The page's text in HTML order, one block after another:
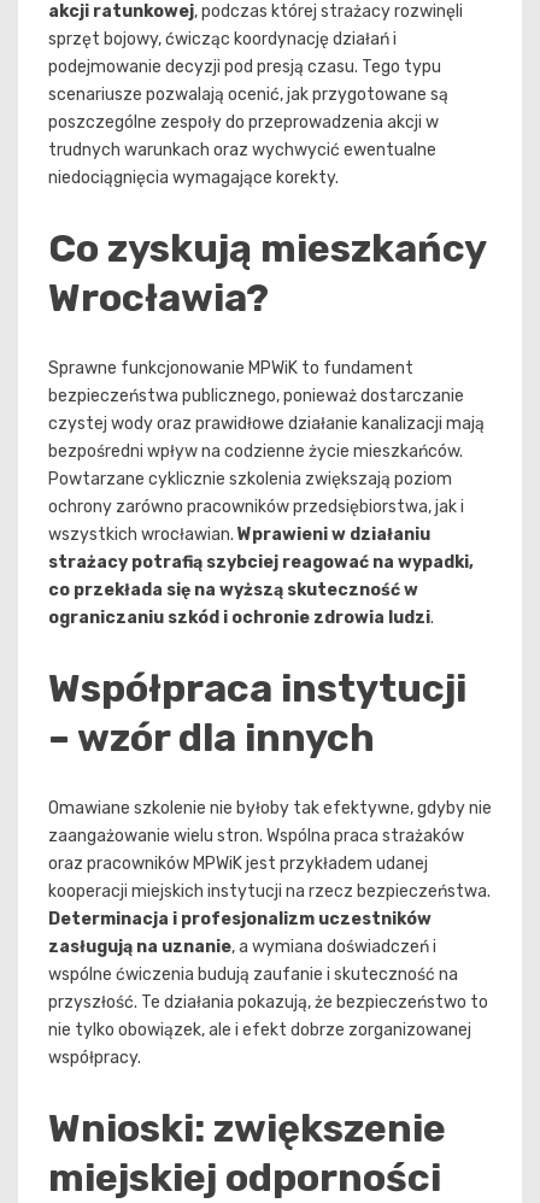
akcji ratunkowej, podczas której strażacy rozwinęli
sprzęt bojowy, ćwicząc koordynację działań i
podejmowanie decyzji pod presją czasu. Tego typu
scenariusze pozwalają ocenić, jak przygotowane są
poszczególne zespoły do przeprowadzenia akcji w
trudnych warunkach oraz wychwycić ewentualne
niedociągnięcia wymagające korekty.
Co zyskują mieszkańcy
Wrocławia?
Sprawne funkcjonowanie MPWiK to fundament
bezpieczeństwa publicznego, ponieważ dostarczanie
czystej wody oraz prawidłowe działanie kanalizacji mają
bezpośredni wpływ na codzienne życie mieszkańców.
Powtarzane cyklicznie szkolenia zwiększają poziom
ochrony zarówno pracowników przedsiębiorstwa, jak i
wszystkich wrocławian. Wprawieni w działaniu
strażacy potrafią szybciej reagować na wypadki,
co przekłada się na wyższą skuteczność w
ograniczaniu szkód i ochronie zdrowia ludzi.
Współpraca instytucji
– wzór dla innych
Omawiane szkolenie nie byłoby tak efektywne, gdyby nie
zaangażowanie wielu stron. Wspólna praca strażaków
oraz pracowników MPWiK jest przykładem udanej
kooperacji miejskich instytucji na rzecz bezpieczeństwa.
Determinacja i profesjonalizm uczestników
zasługują na uznanie, a wymiana doświadczeń i
wspólne ćwiczenia budują zaufanie i skuteczność na
przyszłość. Te działania pokazują, że bezpieczeństwo to
nie tylko obowiązek, ale i efekt dobrze zorganizowanej
współpracy.
Wnioski: zwiększenie
miejskiej odporności